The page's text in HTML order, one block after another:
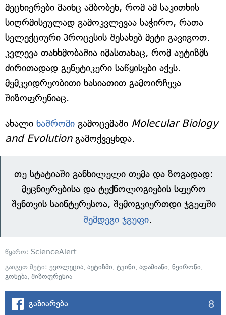
მეცნიერები მაინც ამბობენ, რომ ამ საკითხის
სიღრმისეულად გამოკვლევაა საჭირო, რათა
სელექციური პროცესის შესახებ მეტი გავიგოთ.
კვლევა თანხმობაშია იმასთანაც, რომ აუტიზმს
ძირითადად გენეტიკური საწყისები აქვს.
მემკვიდრეობითი ხასიათით გამოირჩევა
შიზოფრენიაც.
ახალი ნაშრომი გამოცემაში Molecular Biology
and Evolutionგამოქვეყნდა.
თუ სტატიაში განხილული თემა და ზოგადად:
მეცნიერებისა და ტექნოლოგიების სფერო
შენთვის საინტერესოა, შემოგვიერთდი ჯგუფში
– შემდეგი ჯგუფი.
წყარო: ScienceAlert
გაიგეთ მეტი: ევოლუცია, აუტიზმი, ტვინი, ადამიანი, ნეირონი,
გონება, შიზოფრენია
გაზიარება 8